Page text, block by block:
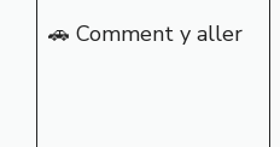
🚗 Comment y aller